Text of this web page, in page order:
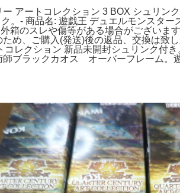
アートコレクション 3 BOX シュリン
。- 商品名: 遊戯王 デュエルモンスター
箱のスレや傷等がある場合がございま
め、ご購入(発送)後の返品、交換は致
コレクション 新品未開封シュリンク付
ラックカオス オーバーフレーム。